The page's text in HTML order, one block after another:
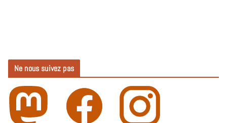
Ne nous suivez pas